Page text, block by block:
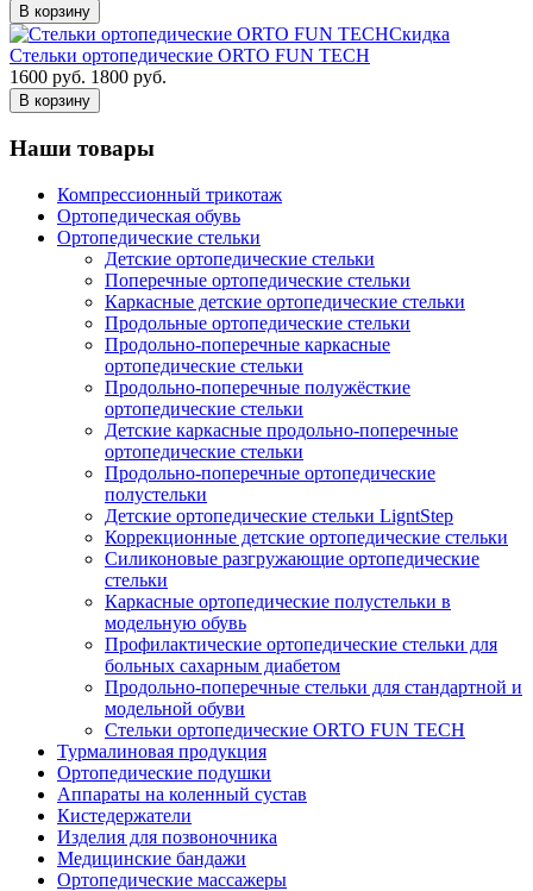
В корзину
Скидка
Стельки ортопедические ORTO FUN TECH
1600 руб. 1800 руб.
В корзину
Наши товары
Компрессионный трикотаж
Ортопедическая обувь
Ортопедические стельки
Детские ортопедические стельки
Поперечные ортопедические стельки
Каркасные детские ортопедические стельки
Продольные ортопедические стельки
Продольно-поперечные каркасные
ортопедические стельки
Продольно-поперечные полужёсткие
ортопедические стельки
Детские каркасные продольно-поперечные
ортопедические стельки
Продольно-поперечные ортопедические
полустельки
Детские ортопедические стельки LigntStep
Коррекционные детские ортопедические стельки
Силиконовые разгружающие ортопедические
стельки
Каркасные ортопедические полустельки в
модельную обувь
Профилактические ортопедические стельки для
больных сахарным диабетом
Продольно-поперечные стельки для стандартной и
модельной обуви
Стельки ортопедические ORTO FUN TECH
Турмалиновая продукция
Ортопедические подушки
Аппараты на коленный сустав
Кистедержатели
Изделия для позвоночника
Медицинские бандажи
Ортопедические массажеры